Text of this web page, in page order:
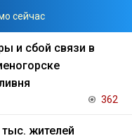
сейчас
и сбой связи в
362
тыс. жителей